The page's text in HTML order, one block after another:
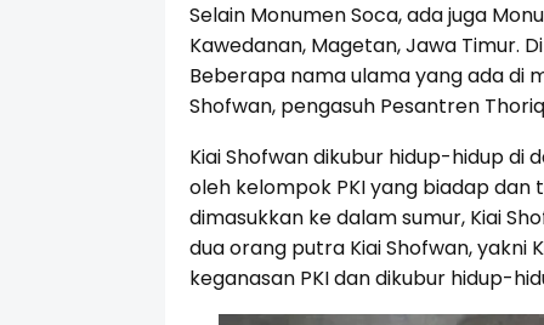
Selain Monumen Soca, ada juga
Kawedanan, Magetan, Jawa Timur.
Beberapa nama ulama yang ada di
Shofwan, pengasuh Pesantren
Kiai Shofwan dikubur hidup-hidup di
oleh kelompok PKI yang biadap dan
dimasukkan ke dalam sumur, Kiai
dua orang putra Kiai Shofwan, yakni
keganasan PKI dan dikubur hidup-